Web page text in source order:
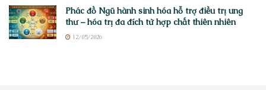
Phác đồ Ngũ hành sinh hóa hỗ trợ điều trị ung
thư – hóa trị đa đích từ hợp chất thiên nhiên
12/05/2026